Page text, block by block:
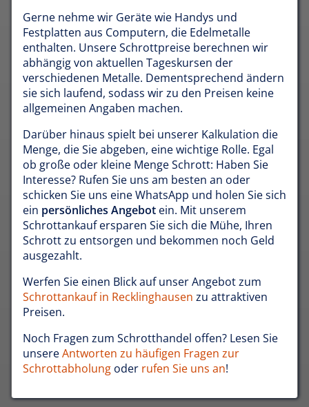
Gerne nehme wir Geräte wie Handys und
Festplatten aus Computern, die Edelmetalle
enthalten. Unsere Schrottpreise berechnen wir
abhängig von aktuellen Tageskursen der
verschiedenen Metalle. Dementsprechend ändern
sie sich laufend, sodass wir zu den Preisen keine
allgemeinen Angaben machen.
Darüber hinaus spielt bei unserer Kalkulation die
Menge, die Sie abgeben, eine wichtige Rolle. Egal
ob große oder kleine Menge Schrott: Haben Sie
Interesse? Rufen Sie uns am besten an oder
schicken Sie uns eine WhatsApp und holen Sie sich
ein persönliches Angebot ein. Mit unserem
Schrottankauf ersparen Sie sich die Mühe, Ihren
Schrott zu entsorgen und bekommen noch Geld
ausgezahlt.
Werfen Sie einen Blick auf unser Angebot zum
Schrottankauf in Recklinghausen zu attraktiven
Preisen.
Noch Fragen zum Schrotthandel offen? Lesen Sie
unsereAntworten zu häufigen Fragen zur
Schrottabholung oder rufen Sie uns an!